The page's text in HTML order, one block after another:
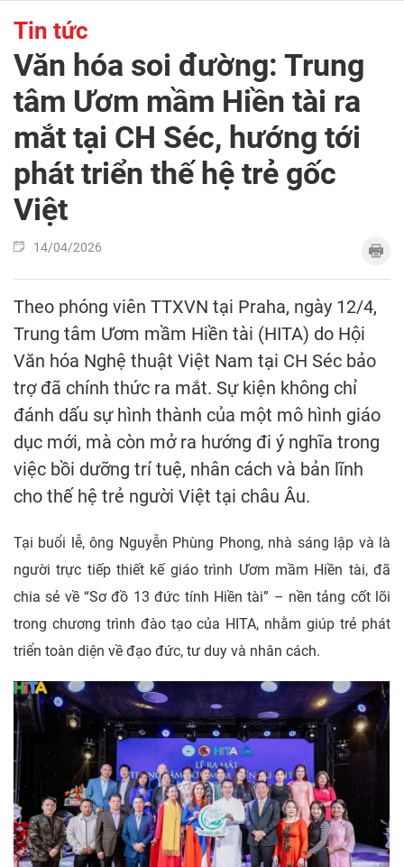
Tin tức
Văn hóa soi đường: Trung
tâm Ươm mầm Hiền tài ra
mắt tại CH Séc, hướng tới
phát triển thế hệ trẻ gốc
Việt
14/04/2026
Theo phóng viên TTXVN tại Praha, ngày 12/4,
Trung tâm Ươm mầm Hiền tài (HITA) do Hội
Văn hóa Nghệ thuật Việt Nam tại CH Séc bảo
trợ đã chính thức ra mắt. Sự kiện không chỉ
đánh dấu sự hình thành của một mô hình giáo
dục mới, mà còn mở ra hướng đi ý nghĩa trong
việc bồi dưỡng trí tuệ, nhân cách và bản lĩnh
cho thế hệ trẻ người Việt tại châu Âu.
Tại buổi lễ, ông Nguyễn Phùng Phong, nhà sáng lập và là
người trực tiếp thiết kế giáo trình Ươm mầm Hiền tài, đã
chia sẻ về “Sơ đồ 13 đức tính Hiền tài” – nền tảng cốt lõi
trong chương trình đào tạo của HITA, nhằm giúp trẻ phát
triển toàn diện về đạo đức, tư duy và nhân cách.